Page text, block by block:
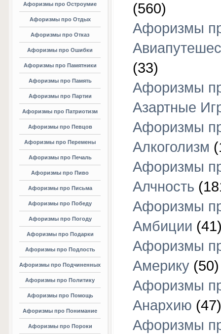
Афоризмы про Остроумие
Афоризмы про Отдых
Афоризмы про Отказ
Афоризмы про Ошибки
Афоризмы про Памятники
Афоризмы про Память
Афоризмы про Партии
Афоризмы про Патриотизм
Афоризмы про Певцов
Афоризмы про Перемены
Афоризмы про Печаль
Афоризмы про Пиво
Афоризмы про Письма
Афоризмы про Победу
Афоризмы про Погоду
Афоризмы про Подарки
Афоризмы про Подлость
Афоризмы про Подчиненных
Афоризмы про Политику
Афоризмы про Помощь
Афоризмы про Понимание
Афоризмы про Пороки
(560)
Афоризмы
(33)
Афоризмы
Азартные
Афоризмы
Алкоголизм
Афоризмы
Алчность
Афоризмы
Амбиции
Афоризмы
Америку (50)
Афоризмы
Анархию (47)
Афоризмы